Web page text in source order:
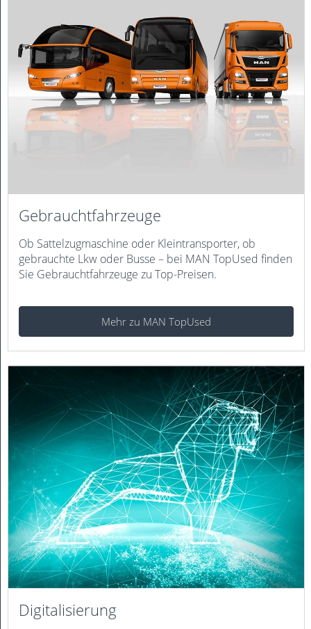
Gebraucht­fahr­zeuge
Ob Sattelzugmaschine oder Kleintransporter, ob
gebrauchte Lkw oder Busse – bei MAN TopUsed finden
Sie Gebrauchtfahrzeuge zu Top-Preisen.
Mehr zu MAN TopUsed
Digitalisierung